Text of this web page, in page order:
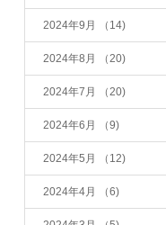
2024年9月 （14)
2024年8月 （20)
2024年7月 （20)
2024年6月 （9)
2024年5月 （12)
2024年4月 （6)